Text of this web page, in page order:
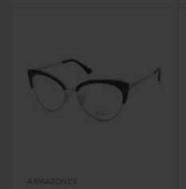
ARMAZONES